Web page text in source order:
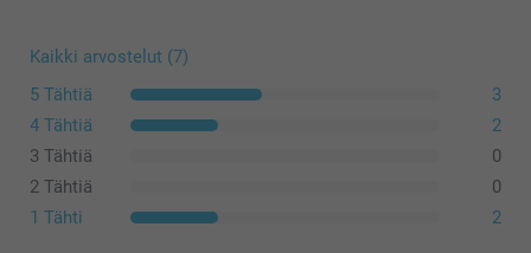
Kaikki arvostelut (7)
5 Tähtiä
3
4 Tähtiä
2
3 Tähtiä
0
2 Tähtiä
0
1 Tähti
2